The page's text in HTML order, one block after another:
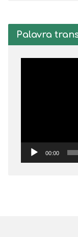
Palavra
00:00